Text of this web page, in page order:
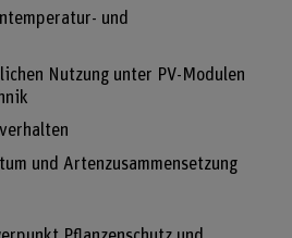
und
Nutzung unter PV-Modulen
und Artenzusammensetzung